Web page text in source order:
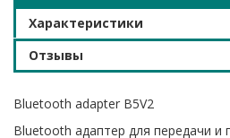
Характеристики
Отзывы
Bluetooth adapter B5V2
Bluetooth адаптер для передачи и